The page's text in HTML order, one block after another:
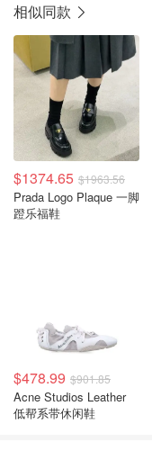
相似同款
$1374.65 $1963.56
Prada Logo Plaque 一脚
蹬乐福鞋
$478.99 $901.85
Acne Studios Leather
低帮系带休闲鞋